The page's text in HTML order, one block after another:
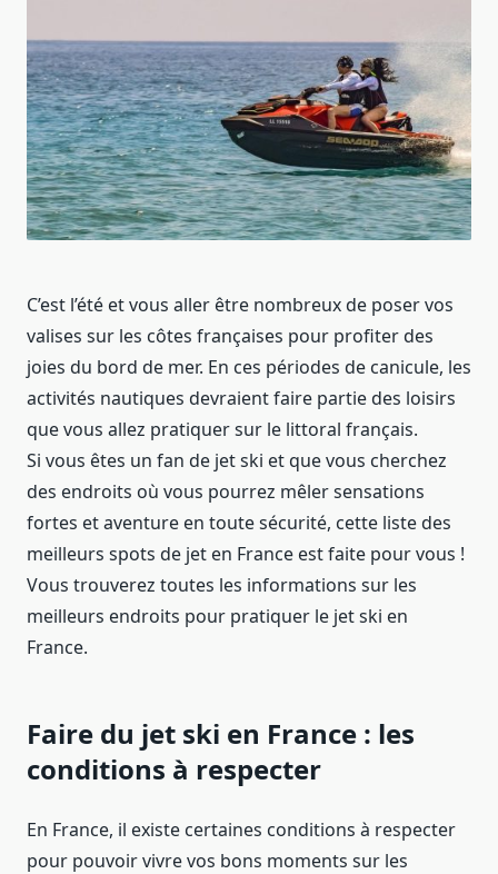
C’est l’été et vous aller être nombreux de poser vos
valises sur les côtes françaises pour profiter des
joies du bord de mer. En ces périodes de canicule, les
activités nautiques devraient faire partie des loisirs
que vous allez pratiquer sur le littoral français.
Si vous êtes un fan de jet ski et que vous cherchez
des endroits où vous pourrez mêler sensations
fortes et aventure en toute sécurité, cette liste des
meilleurs spots de jet en France est faite pour vous !
Vous trouverez toutes les informations sur les
meilleurs endroits pour pratiquer le jet ski en
France.
Faire du jet ski en France : les
conditions à respecter
En France, il existe certaines conditions à respecter
pour pouvoir vivre vos bons moments sur les